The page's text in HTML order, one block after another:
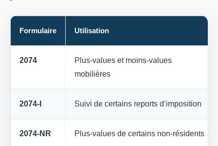
Formulaire Utilisation
2074
Plus-values et moins-values
mobilières
2074-I Suivi de certains reports d’imposition
2074-NR Plus-values de certains non-résidents